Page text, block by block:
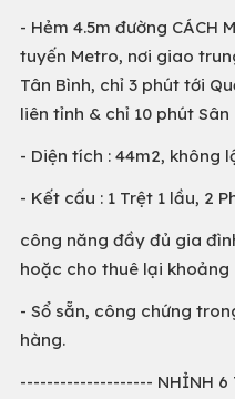
- Hẻm 4.5m đường CÁCH
tuyến Metro, nơi giao
Tân Bình, chỉ 3 phút tới
liên tỉnh & chỉ 10 phút
- Diện tích : 44m2, không
- Kết cấu : 1 Trệt 1 lầu, 2
công năng đầy đủ gia
hoặc cho thuê lại
- Sổ sẵn, công chứng
hàng.
-------------------- NHỈNH